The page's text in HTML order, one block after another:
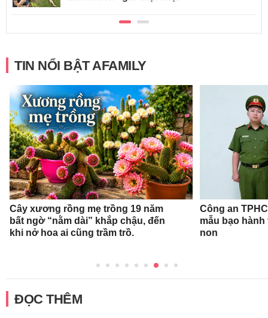
TIN NỔI BẬT AFAMILY
Cây xương rồng mẹ trồng 19 năm
bất ngờ “nằm dài” khắp chậu, đến
khi nở hoa ai cũng trầm trồ.
Công an
mẫu bạo
non
ĐỌC THÊM